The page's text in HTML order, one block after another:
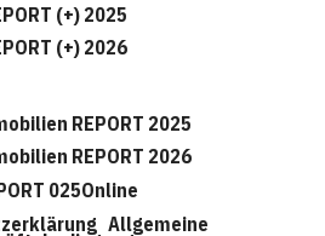
(+) 2025
(+) 2026
REPORT 2025
REPORT 2026
025Online
Allgemeine